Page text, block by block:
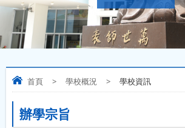
首頁 > 學校概況 > 學校資訊
辦學宗旨